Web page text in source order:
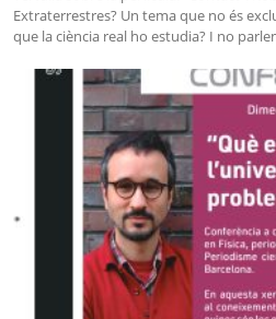
Extraterrestres? Un tema que no és
que la ciència real ho estudia? I no